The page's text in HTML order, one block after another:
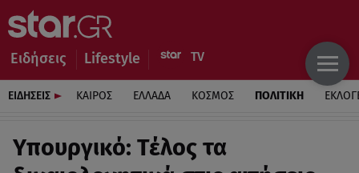
Ειδήσεις Lifestyle
ΕΙΔΗΣΕΙΣ ΚΑΙΡΟΣ ΕΛΛΑΔΑ ΚΟΣΜΟΣ ΠΟΛΙΤΙΚΗ
Υπουργικό: Τέλος τα